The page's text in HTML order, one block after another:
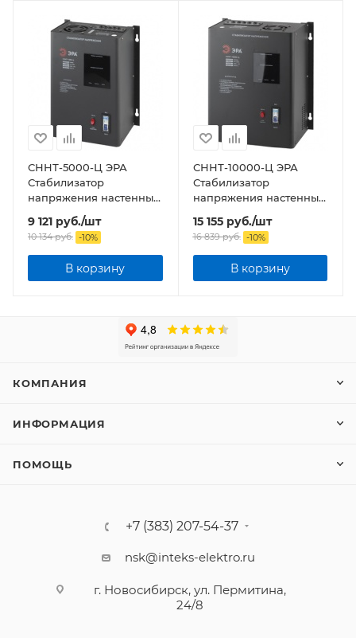
СННТ-5000-Ц ЭРА
Стабилизатор
напряжения настенный,
ц.д., 140-260В/220/В,
5000ВА
9 121 руб./шт
10 134руб. -10%
В корзину
СННТ-10000-Ц ЭРА
Стабилизатор
напряжения настенный,
ц.д., 140-260В/220/В,
10000ВА
15 155руб./шт
16 839руб. -10%
В корзину
КОМПАНИЯ
ИНФОРМАЦИЯ
ПОМОЩЬ
+7 (383) 207-54-37
nsk@inteks-elektro.ru
г. Новосибирск, ул. Пермитина,
24/8